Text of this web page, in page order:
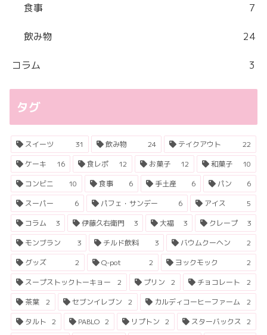
食事 7
飲み物 24
コラム 3
タグ
スイーツ 31 飲み物 24 テイクアウト
22
ケーキ
16 食レポ 12 お菓子 12 和菓子
10
コンビニ
10 食事 6 手土産 6 パン
6
スーパー
6 パフェ・サンデー 6 アイス
5
コラム
3 伊藤久右衛門 3 大福 3 クレープ
3
モンブラン
3 チルド飲料 3 バウムクーヘン
2
グッズ
2 Q-pot 2 ヨックモック
2
スープストックトーキョー
2 プリン 2 チョコレート
2
茶葉
2 セブンイレブン 2 カルディコーヒーファーム
2
タルト 2 PABLO 2 リプトン 2 スターバックス 2